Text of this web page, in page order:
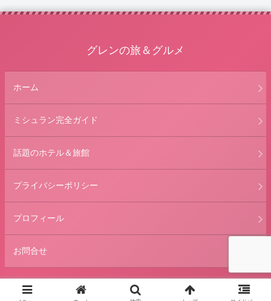
グレンの旅＆グルメ
ホーム
ミシュラン完全ガイド
話題のホテル＆旅館
プライバシーポリシー
プロフィール
お問合せ
© 2013 グレンの旅＆グルメ.